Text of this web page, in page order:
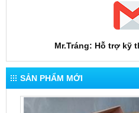
Mr.Tráng: Hỗ trợ kỹ
SẢN PHẨM MỚI